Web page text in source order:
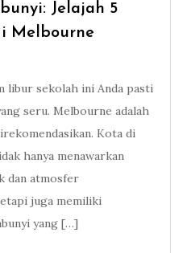
Jelajah 5
Melbourne
libur sekolah ini Anda pasti
seru. Melbourne adalah
Kota di
hanya menawarkan
dan atmosfer
juga memiliki
yang […]